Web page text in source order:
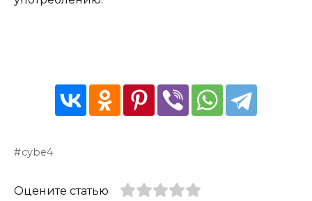
cybe4
Оцените статью